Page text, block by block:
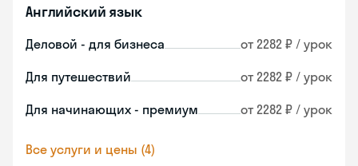
Английский язык
Деловой - для бизнеса от 2282 ₽ / урок
Для путешествий от 2282 ₽ / урок
Для начинающих - премиум от 2282 ₽ / урок
Все услуги и цены (4)